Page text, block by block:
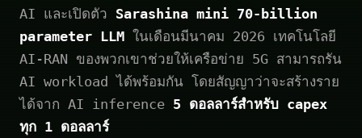
AI และเปิดตัว Sarashina mini 70-billion
parameter LLM ในเดือนมีนาคม 2026 เทคโนโลยี
AI-RAN ของพวกเขาช่วยให้เครือข่าย 5G สามารถรัน
AI workload ได้พร้อมกัน โดยสัญญาว่าจะสร้างราย
ได้จาก AI inference 5 ดอลลาร์สำหรับ capex
ทุก 1 ดอลลาร์